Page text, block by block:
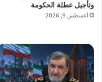
وتأجيل عطلة الحكومة
أغسطس 9, 2026